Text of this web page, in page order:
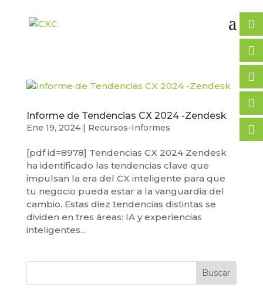
Informe de Tendencias CX 2024 -Zendesk
Ene 19, 2024| Recursos-Informes
[pdf id=8978] Tendencias CX 2024 Zendesk
ha identificado las tendencias clave que
impulsan la era del CX inteligente para que
tu negocio pueda estar a la vanguardia del
cambio. Estas diez tendencias distintas se
dividen en tres áreas: IA y experiencias
inteligentes...
Buscar